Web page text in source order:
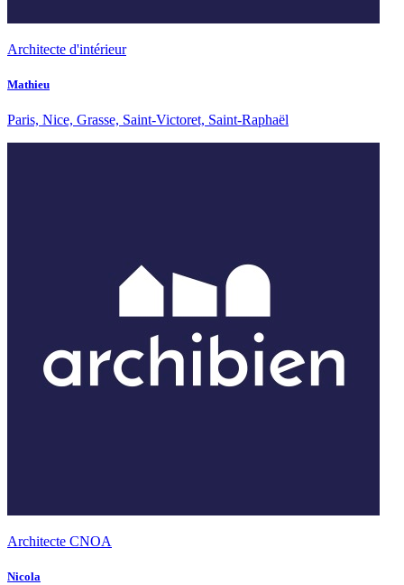
Architecte d'intérieur
Mathieu
Paris, Nice, Grasse, Saint-Victoret, Saint-Raphaël
Architecte CNOA
Nicola